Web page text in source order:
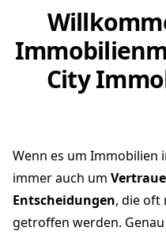
City
Wenn es um Immobilien
immer auch um
Entscheidungen, die oft
getroffen werden.